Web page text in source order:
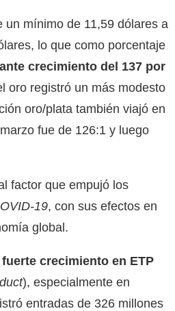
un mínimo de 11,59 dólares a
lo que como porcentaje
crecimiento del 137 por
oro registró un más modesto
oro/plata también viajó en
fue de 126:1 y luego
factor que empujó los
19, con sus efectos en
global.
fuerte crecimiento en ETP
), especialmente en
entradas de 326 millones